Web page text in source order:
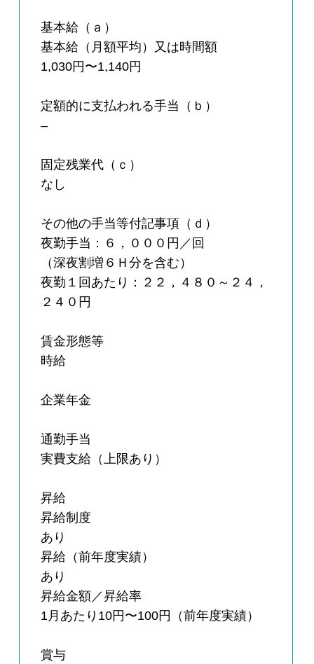
基本給（ａ）
基本給（月額平均）又は時間額
1,030円〜1,140円
定額的に支払われる手当（ｂ）
–
固定残業代（ｃ）
なし
その他の手当等付記事項（ｄ）
夜勤手当：６，０００円／回
（深夜割増６Ｈ分を含む）
夜勤１回あたり：２２，４８０～２４，
２４０円
賃金形態等
時給
企業年金
通勤手当
実費支給（上限あり）
昇給
昇給制度
あり
昇給（前年度実績）
あり
昇給金額／昇給率
1月あたり10円〜100円（前年度実績）
賞与